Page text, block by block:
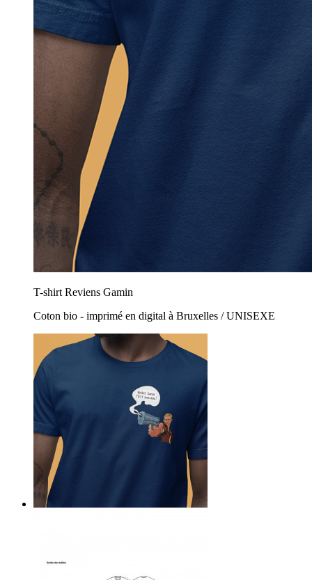
T-shirt Reviens Gamin
Coton bio - imprimé en digital à Bruxelles / UNISEXE